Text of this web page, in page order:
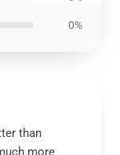
0%
than
more